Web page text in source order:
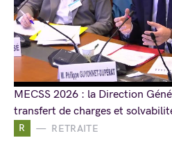
R RETRAITE
MECSS 2026 : la Direction
transfert de charges et